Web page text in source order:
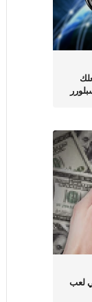
في لعب